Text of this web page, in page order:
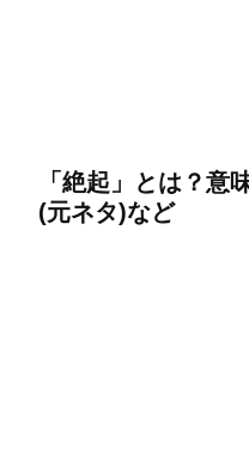
「絶起」とは？意
(元ネタ)など